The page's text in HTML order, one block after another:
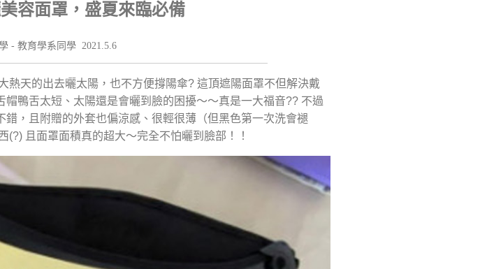
容面罩，盛夏來臨必備
- 教育學系同學 2021.5.6
天的出去曬太陽，也不方便撐陽傘? 這頂遮陽面罩不但解決戴
鴨舌太短、太陽還是會曬到臉的困擾～～真是一大福音?? 不過
，且附贈的外套也偏涼感、很輕很薄（但黑色第一次洗會褪
且面罩面積真的超大～完全不怕曬到臉部！！